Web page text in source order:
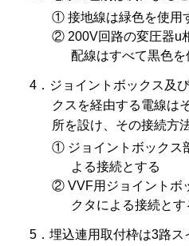
① 接地線は緑色を使用
② 200V回路の変圧器u
配線はすべて黒色を
4．ジョイントボックス及
クスを経由する電線は
所を設け、その接続方
① ジョイントボックス
よる接続とする
② VVF用ジョイントボ
クタによる接続とす
5．埋込連用取付枠は3路ス